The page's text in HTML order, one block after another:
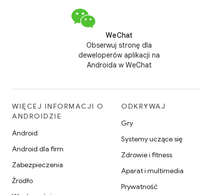
WeChat
Obserwuj stronę dla
deweloperów aplikacji na
Androida w WeChat
WIĘCEJ INFORMACJI O
ANDROIDZIE
Android
Android dla firm
Zabezpieczenia
Źródło
ODKRYWAJ
Gry
Systemy uczące się
Zdrowie i fitness
Aparat i multimedia
Prywatność